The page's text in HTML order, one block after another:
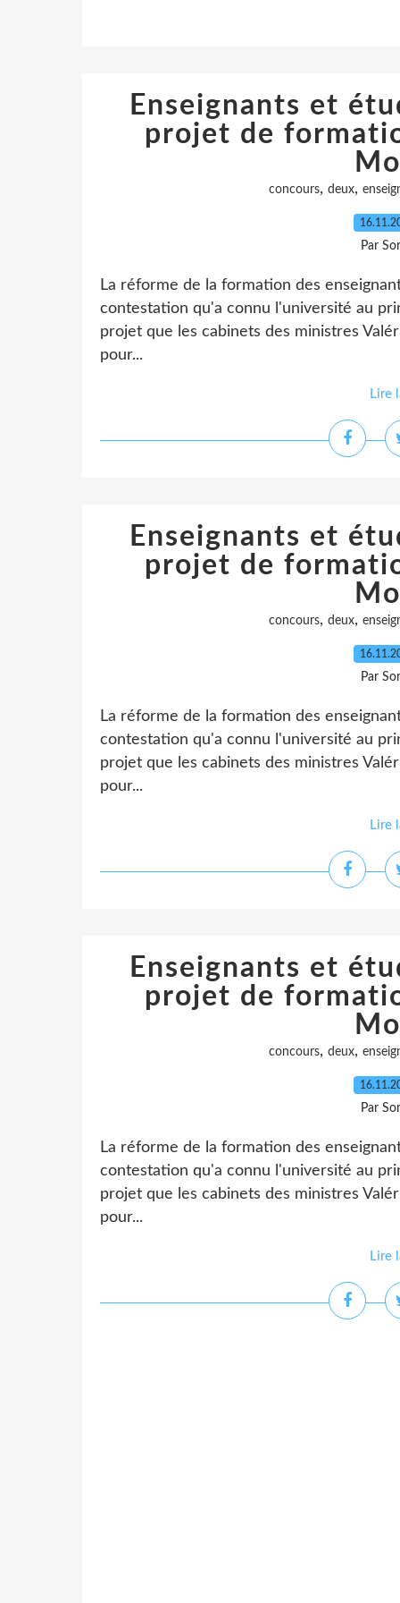
Enseignants et
projet de
concours, deux,
Par
La réforme de la formation des
contestation qu'a connu l'université au
projet que les cabinets des ministres
pour...
Lire
Enseignants et
projet de
concours, deux,
Par
La réforme de la formation des
contestation qu'a connu l'université au
projet que les cabinets des ministres
pour...
Lire
Enseignants et
projet de
concours, deux,
Par
La réforme de la formation des
contestation qu'a connu l'université au
projet que les cabinets des ministres
pour...
Lire